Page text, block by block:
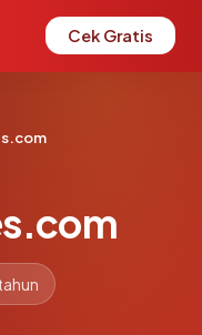
Cek Gratis